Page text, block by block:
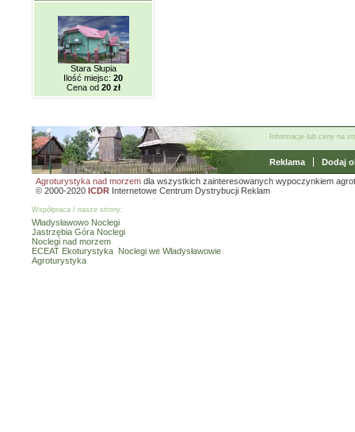
Stara Słupia
Ilość miejsc: 20
Cena od 20 zł
Informacje lub ceny na
Reklama
Dodaj
Agroturystyka nad morzem dla wszystkich zainteresowanych wypoczynkiem
© 2000-2020 ICDR Internetowe Centrum Dystrybucji Reklam
Współpraca / nasze strony:
Władysławowo Noclegi
Jastrzębia Góra Noclegi
Noclegi nad morzem
ECEAT Ekoturystyka Noclegi we Władysławowie
Agroturystyka